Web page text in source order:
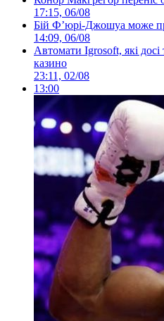
17:15, 06/08
Бій Ф’юрі-Джошуа може
14:09, 06/08
Автомати Igrosoft, які
казино
23:11, 02/08
13:00